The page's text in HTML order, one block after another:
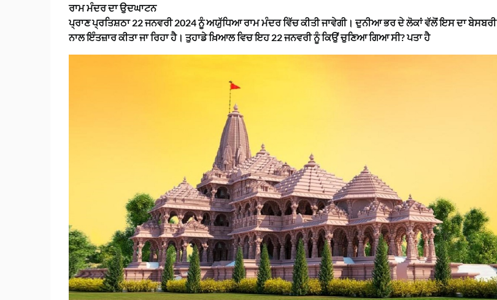
ਰਾਮ ਮੰਦਰ ਦਾ ਉਦਘਾਟਨ
ਪ੍ਰਾਣ ਪ੍ਰਤਿਸ਼ਠਾ 22 ਜਨਵਰੀ 2024 ਨੂੰ ਅਯੁੱਧਿਆ ਰਾਮ ਮੰਦਰ ਵਿੱਚ ਕੀਤੀ ਜਾਵੇਗੀ। ਦੁਨੀਆ ਭਰ ਦੇ ਲੋਕਾਂ ਵੱਲੋਂ ਇਸ ਦਾ ਬੇਸਬਰੀ
ਨਾਲ ਇੰਤਜ਼ਾਰ ਕੀਤਾ ਜਾ ਰਿਹਾ ਹੈ। ਤੁਹਾਡੇ ਖ਼ਿਆਲ ਵਿਚ ਇਹ 22 ਜਨਵਰੀ ਨੂੰ ਕਿਉਂ ਚੁਣਿਆ ਗਿਆ ਸੀ? ਪਤਾ ਹੈ